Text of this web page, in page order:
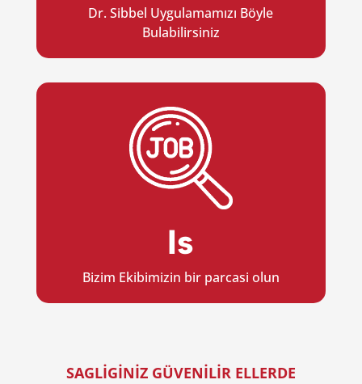
Dr. Sibbel Uygulamamızı Böyle
Bulabilirsiniz
Is
Bizim Ekibimizin bir parcasi olun
SAGLIGINIZ GÜVENILIR ELLERDE